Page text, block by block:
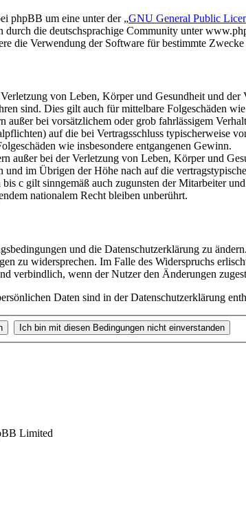
phpBB um eine unter der „GNU General Public
durch die deutschsprachige Community unter
die Verwendung der Software für bestimmte
von Leben, Körper und Gesundheit und
sind. Dies gilt auch für mittelbare Folgeschäden
außer bei vorsätzlichem oder grob fahrlässigem
auf die bei Vertragsschluss typischerweise
wie insbesondere entgangenen Gewinn.
außer bei der Verletzung von Leben, Körper und
und im Übrigen der Höhe nach auf die
c gilt sinngemäß auch zugunsten der Mitarbeiter
nationalem Recht bleiben unberührt.
und die Datenschutzerklärung zu
zu widersprechen. Im Falle des Widerspruchs
verbindlich, wenn der Nutzer den Änderungen
Daten sind in der Datenschutzerklärung
Limited